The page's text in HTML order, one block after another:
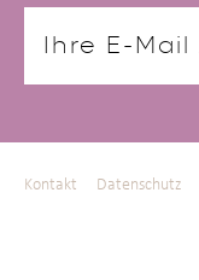
Kontakt Datenschutz